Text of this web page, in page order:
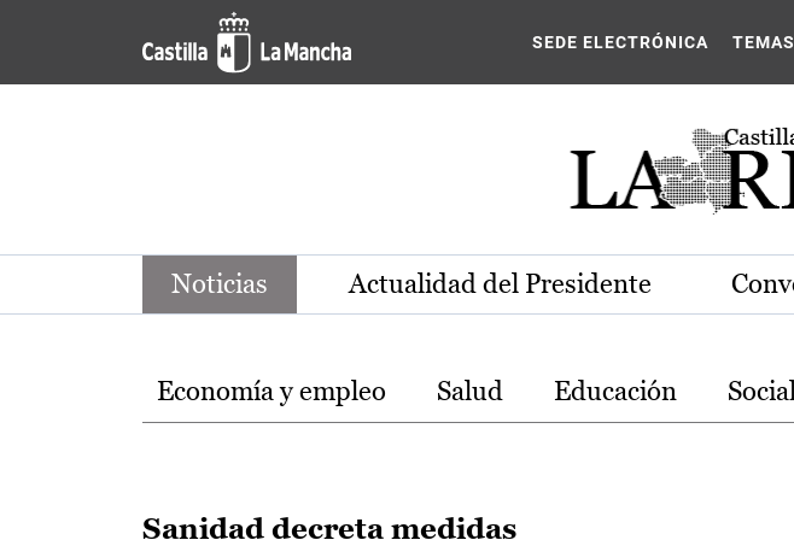
Pasar al contenido principal
Noticias de la región de Castilla-La
SEDE ELECTRÓNICA TEMAS
Noticias Actualidad del Presidente
Temas
Economía y empleo Salud Educación
Sanidad decreta medidas